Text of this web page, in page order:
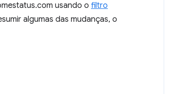
usando o filtro
algumas das mudanças, o